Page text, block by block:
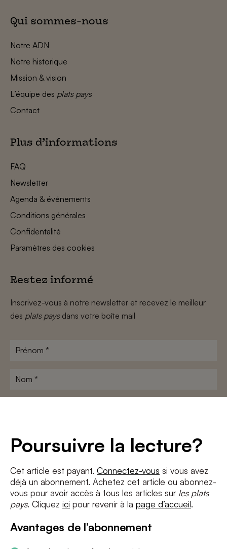
Poursuivre la lecture?
Cet article est payant. Connectez-vous si vous avez
déjà un abonnement. Achetez cet article ou abonnez-
vous pour avoir accès à tous les articles sur les plats
pays. Cliquez ici pour revenir à la page d’accueil.
Avantages de l’abonnement
Qui sommes-nous
Notre ADN
Notre historique
Mission & vision
L’équipe des plats pays
Contact
Plus d’informations
FAQ
Newsletter
Agenda & événements
Conditions générales
Confidentalité
Paramètres des cookies
Restez informé
Inscrivez-vous à notre newsletter et recevez le meilleur
des plats paysdans votre boîte mail
Prénom
Nom
J'accepte les termes et conditions etla politique de confidentialité
S'INSCRIRE